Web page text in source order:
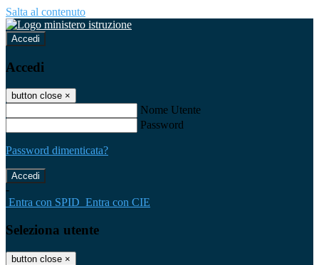
Salta al contenuto
Accedi
Accedi
button close ×
Nome Utente
Password
Password dimenticata?
-
Entra con SPID Entra con CIE
Seleziona utente
button close ×